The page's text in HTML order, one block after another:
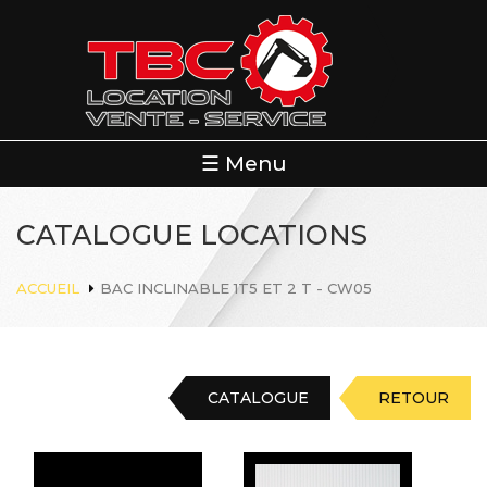
☰ Menu
CATALOGUE LOCATIONS
ACCUEIL BAC INCLINABLE 1T5 ET 2 T - CW05
CATALOGUE RETOUR